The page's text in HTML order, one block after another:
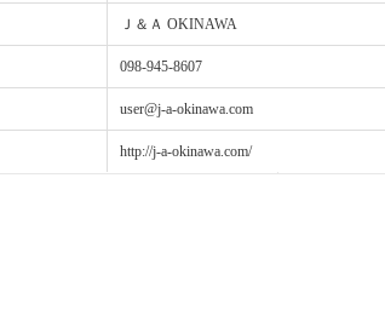
Ｊ＆Ａ OKINAWA
098-945-8607
user@j-a-okinawa.com
http://j-a-okinawa.com/